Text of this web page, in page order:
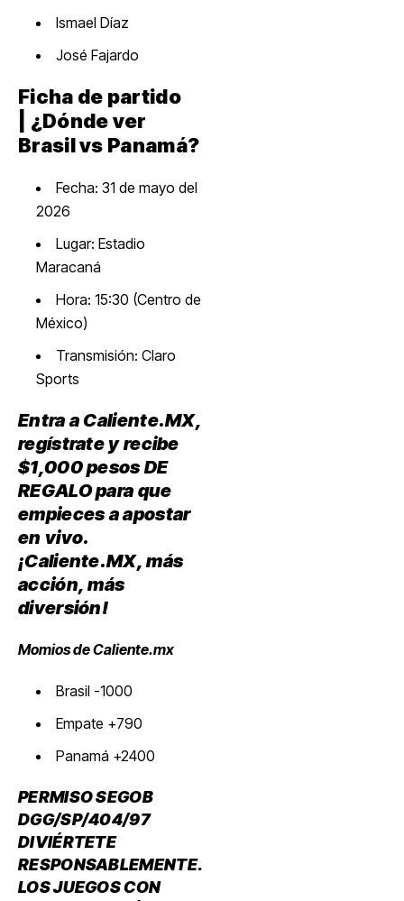
Ismael Díaz
José Fajardo
Ficha de partido
| ¿Dónde ver
Brasil vs Panamá?
Fecha: 31 de mayo del
2026
Lugar: Estadio
Maracaná
Hora: 15:30 (Centro de
México)
Transmisión: Claro
Sports
Entra a Caliente.MX,
regístrate y recibe
$1,000 pesos DE
REGALO para que
empieces a apostar
en vivo.
¡Caliente.MX, más
acción, más
diversión!
Momios de Caliente.mx
Brasil -1000
Empate +790
Panamá +2400
PERMISO SEGOB
DGG/SP/404/97
DIVIÉRTETE
RESPONSABLEMENTE.
LOS JUEGOS CON